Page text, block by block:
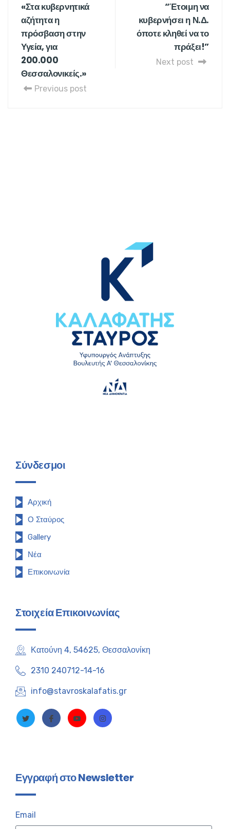
«Στα κυβερνητικά
αζήτητα η
πρόσβαση στην
Υγεία, για
200.000
Θεσσαλονικείς.»
Previous post
“Έτοιμη να
κυβερνήσει η Ν.Δ.
όποτε κληθεί να το
πράξει!”
Next post
Σύνδεσμοι
Αρχική
Ο Σταύρος
Gallery
Νέα
Επικοινωνία
Στοιχεία Επικοινωνίας
Κατούνη 4, 54625, Θεσσαλονίκη
2310 240712-14-16
info@stavroskalafatis.gr
Εγγραφή στο Newsletter
Email